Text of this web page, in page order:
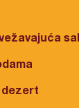
dezert